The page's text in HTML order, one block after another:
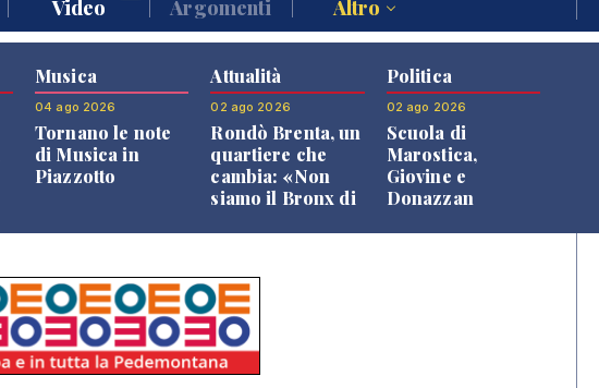
Video Argomenti Altro
Musica
04 ago 2026
Tornano le note
di Musica in
Piazzotto
Attualità
02 ago 2026
Rondò Brenta, un
quartiere che
cambia: «Non
siamo il Bronx di
Politica
02 ago 2026
Scuola di
Marostica,
Giovine e
Donazzan